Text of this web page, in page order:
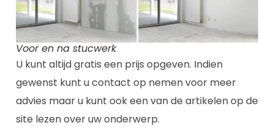
Voor en na stucwerk
U kunt altijd gratis een prijs opgeven. Indien
gewenst kunt u contact op nemen voor meer
advies maar u kunt ook een van de artikelen op de
site lezen over uw onderwerp.